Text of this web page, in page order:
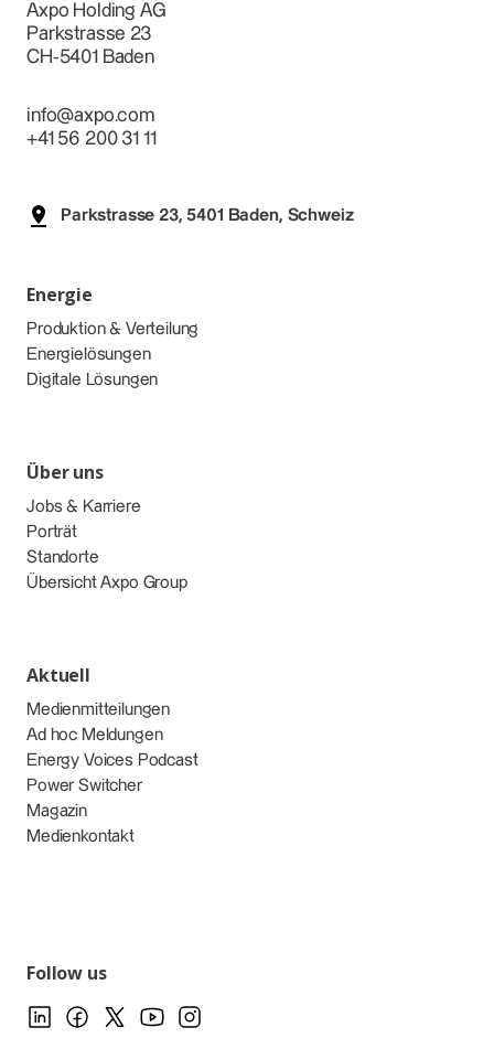
Axpo Holding AG
Parkstrasse 23
CH-5401 Baden
info@axpo.com
+41 56 200 31 11
Parkstrasse 23, 5401 Baden, Schweiz
Energie
Produktion & Verteilung
Energielösungen
Digitale Lösungen
Über uns
Jobs & Karriere
Porträt
Standorte
Übersicht Axpo Group
Aktuell
Medienmitteilungen
Ad hoc Meldungen
Energy Voices Podcast
Power Switcher
Magazin
Medienkontakt
Follow us